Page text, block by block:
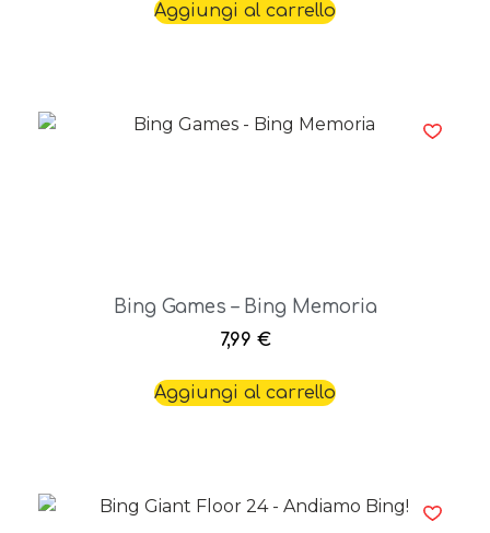
Aggiungi al carrello
Bing Games – Bing Memoria
7,99 €
Aggiungi al carrello